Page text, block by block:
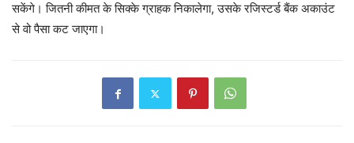
सकेंगे। जितनी कीमत के सिक्के ग्राहक निकालेगा, उसके रजिस्टर्ड बैंक अकाउंट
से वो पैसा कट जाएगा।